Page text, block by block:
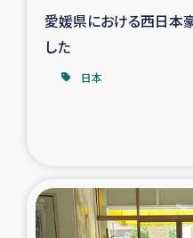
ガザ地区に
愛媛県における西日本
した
日本